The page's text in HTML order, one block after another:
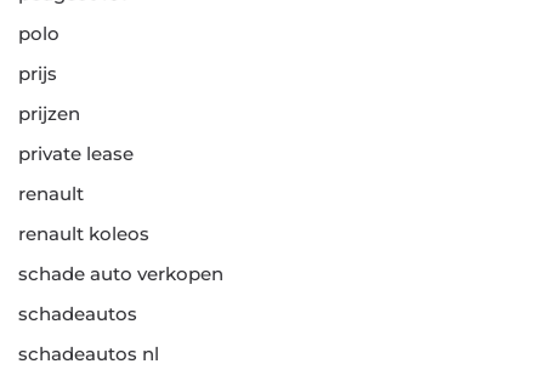
polo
prijs
prijzen
private lease
renault
renault koleos
schade auto verkopen
schadeautos
schadeautos nl